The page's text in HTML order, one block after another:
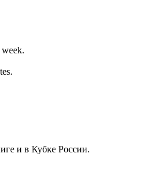
и в Кубке России.